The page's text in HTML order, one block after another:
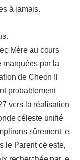
à jamais.
Mère au cours
marquées par la
de Cheon Il
probablement
vers la réalisation
céleste unifié.
sûrement le
le Parent céleste,